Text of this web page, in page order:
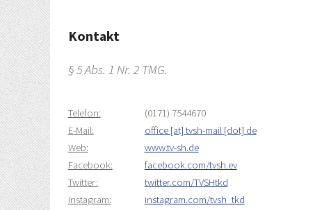
Kontakt
§ 5 Abs. 1 Nr. 2 TMG.
Telefon:
(0171) 7544670
E-Mail:
office [at] tvsh-mail [dot] de
Web:
www.tv-sh.de
Facebook:
facebook.com/tvsh.ev
Twitter:
twitter.com/TVSHtkd
Instagram:
instagram.com/tvsh_tkd